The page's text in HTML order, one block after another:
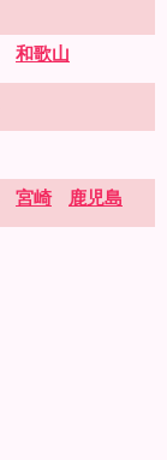
和歌山
宮崎 鹿児島